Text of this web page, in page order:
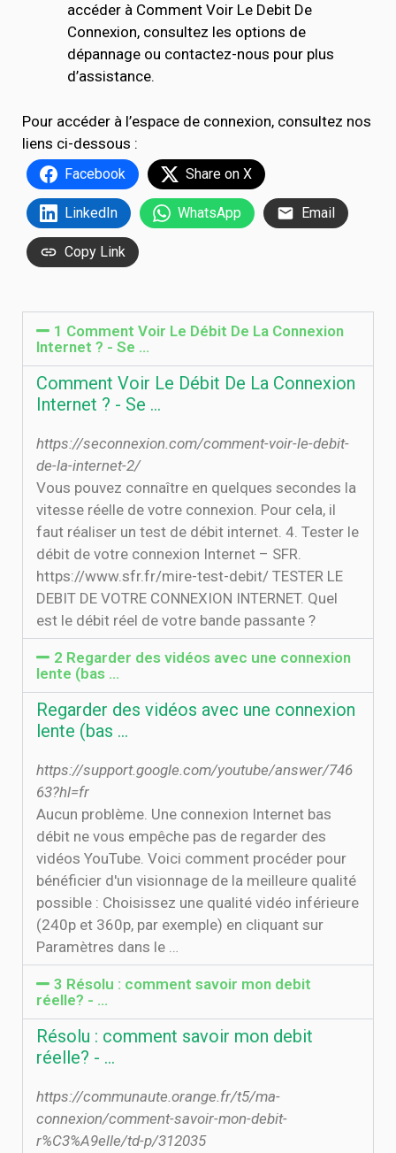
accéder à Comment Voir Le Debit De
Connexion, consultez les options de
dépannage ou contactez-nous pour plus
d’assistance.
Pour accéder à l’espace de connexion, consultez nos
liens ci-dessous :
Facebook Share on X
LinkedIn WhatsApp Email
Copy Link
1 Comment Voir Le Débit De La Connexion
Internet ? - Se ...
Comment Voir Le Débit De La Connexion
Internet ? - Se ...
https://seconnexion.com/comment-voir-le-debit-
de-la-internet-2/
Vous pouvez connaître en quelques secondes la
vitesse réelle de votre connexion. Pour cela, il
faut réaliser un test de débit internet. 4. Tester le
débit de votre connexion Internet – SFR.
https://www.sfr.fr/mire-test-debit/ TESTER LE
DEBIT DE VOTRE CONNEXION INTERNET. Quel
est le débit réel de votre bande passante ?
2 Regarder des vidéos avec une connexion
lente (bas …
Regarder des vidéos avec une connexion
lente (bas …
https://support.google.com/youtube/answer/746
63?hl=fr
Aucun problème. Une connexion Internet bas
débit ne vous empêche pas de regarder des
vidéos YouTube. Voici comment procéder pour
bénéficier d'un visionnage de la meilleure qualité
possible : Choisissez une qualité vidéo inférieure
(240p et 360p, par exemple) en cliquant sur
Paramètres dans le …
3 Résolu : comment savoir mon debit
réelle? - …
Résolu : comment savoir mon debit
réelle? - …
https://communaute.orange.fr/t5/ma-
connexion/comment-savoir-mon-debit-
r%C3%A9elle/td-p/312035